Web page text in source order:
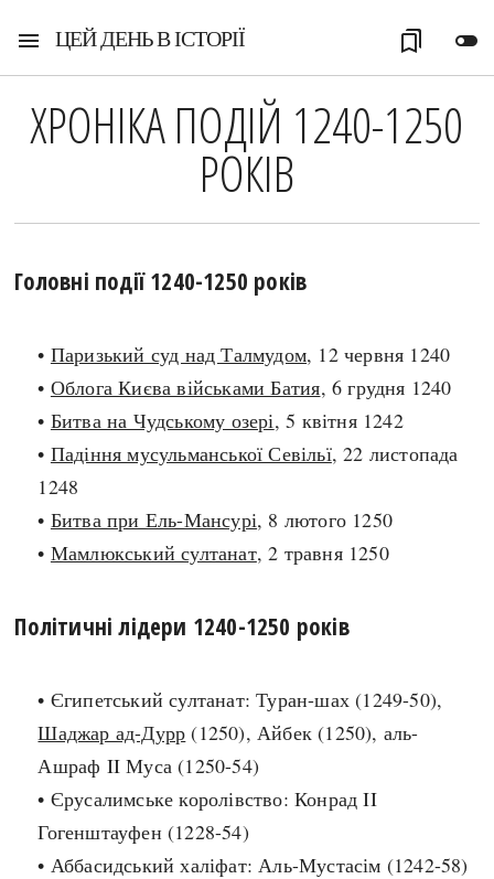
menu ЦЕЙ ДЕНЬ В ІСТОРІЇ toggle_off
bookmarks
ЗАГОЛОВКИ
ПРАВИЛА ЖИТТЯ
ВИ (НЕ) ЗНАЛИ
КРУГЛІ ДАТИ
КАРТИ
НОТА БЕНЕ
ФОТОІСТОРІЇ
ПРЯМА МОВА
ХРОНІКА ПОДІЙ 1240-1250
РОКІВ
Головні події 1240-1250 років
• Паризький суд над Талмудом, 12 червня 1240
• Облога Києва військами Батия, 6 грудня 1240
• Битва на Чудському озері, 5 квітня 1242
• Падіння мусульманської Севільї, 22 листопада
1248
• Битва при Ель-Мансурі, 8 лютого 1250
• Мамлюкський султанат, 2 травня 1250
Політичні лідери 1240-1250 років
• Єгипетський султанат: Туран-шах (1249-50),
Шаджар ад-Дурр (1250), Айбек (1250), аль-
Ашраф II Муса (1250-54)
• Єрусалимське королівство: Конрад II
Гогенштауфен (1228-54)
• Аббасидський халіфат: Аль-Мустасім (1242-58)